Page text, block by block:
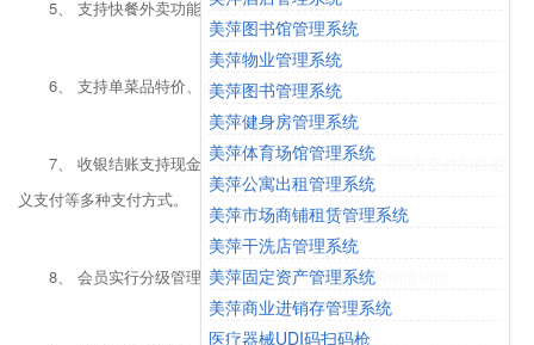
5、 支持快餐外卖功能，强大的外卖管理
6、 支持单菜品特价、会员价等优惠设置
7、 收银结账支持现金、储值、银联卡、团购券、第3方支付和自定
义支付等多种支付方式。
8、 会员实行分级管理，一张卡片同时支持折扣和储值功能。
美萍图书馆管理系统
美萍物业管理系统
美萍图书管理系统
美萍健身房管理系统
美萍体育场馆管理系统
美萍公寓出租管理系统
美萍市场商铺租赁管理系统
美萍干洗店管理系统
美萍固定资产管理系统
美萍商业进销存管理系统
医疗器械UDI码扫码枪